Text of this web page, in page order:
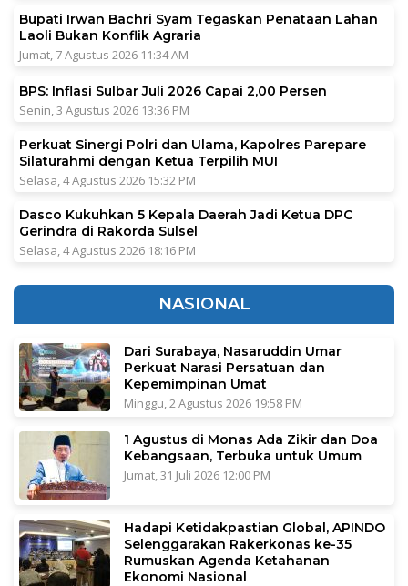
Bupati Irwan Bachri Syam Tegaskan Penataan Lahan
Laoli Bukan Konflik Agraria
Jumat, 7 Agustus 2026 11:34 AM
BPS: Inflasi Sulbar Juli 2026 Capai 2,00 Persen
Senin, 3 Agustus 2026 13:36 PM
Perkuat Sinergi Polri dan Ulama, Kapolres Parepare
Silaturahmi dengan Ketua Terpilih MUI
Selasa, 4 Agustus 2026 15:32 PM
Dasco Kukuhkan 5 Kepala Daerah Jadi Ketua DPC
Gerindra di Rakorda Sulsel
Selasa, 4 Agustus 2026 18:16 PM
NASIONAL
Dari Surabaya, Nasaruddin Umar
Perkuat Narasi Persatuan dan
Kepemimpinan Umat
Minggu, 2 Agustus 2026 19:58 PM
1 Agustus di Monas Ada Zikir dan Doa
Kebangsaan, Terbuka untuk Umum
Jumat, 31 Juli 2026 12:00 PM
Hadapi Ketidakpastian Global, APINDO
Selenggarakan Rakerkonas ke-35
Rumuskan Agenda Ketahanan
Ekonomi Nasional